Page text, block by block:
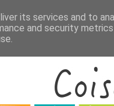
its services and to
and security